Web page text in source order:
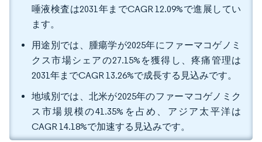
唾液検査は2031年までCAGR 12.09%で進展してい
ます。
用途別では、腫瘍学が2025年にファーマコゲノミ
クス市場シェアの27.15%を獲得し、疼痛管理は
2031年までCAGR 13.26%で成長する見込みです。
地域別では、北米が2025年のファーマコゲノミク
ス市場規模の41.35%を占め、アジア太平洋は
CAGR 14.18%で加速する見込みです。